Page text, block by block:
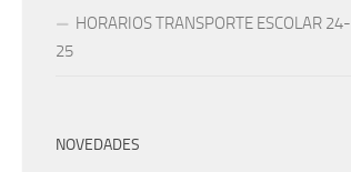
HORARIOS TRANSPORTE ESCOLAR 24-
25
NOVEDADES